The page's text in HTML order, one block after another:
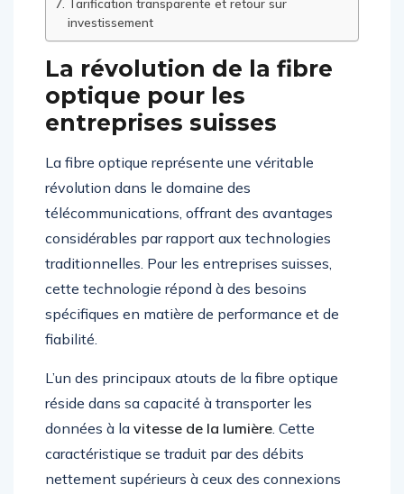
Tarification transparente et retour sur
investissement
La révolution de la fibre
optique pour les
entreprises suisses
La fibre optique représente une véritable
révolution dans le domaine des
télécommunications, offrant des avantages
considérables par rapport aux technologies
traditionnelles. Pour les entreprises suisses,
cette technologie répond à des besoins
spécifiques en matière de performance et de
fiabilité.
L’un des principaux atouts de la fibre optique
réside dans sa capacité à transporter les
données à la vitesse de la lumière. Cette
caractéristique se traduit par des débits
nettement supérieurs à ceux des connexions